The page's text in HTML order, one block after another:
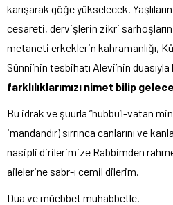
karışarak göğe yükselecek.
cesareti, dervişlerin zikri sarhoşların
metaneti erkeklerin kahramanlığı,
Sünni’nin tesbihatı Alevi’nin duasıyla
farklılıklarımızı nimet bilip
Bu idrak ve şuurla “hubbu’l-vatan
imandandır) sırrınca canlarını ve
nasipli dirilerimize Rabbimden
ailelerine sabr-ı cemil dilerim.
Dua ve müebbet muhabbetle.